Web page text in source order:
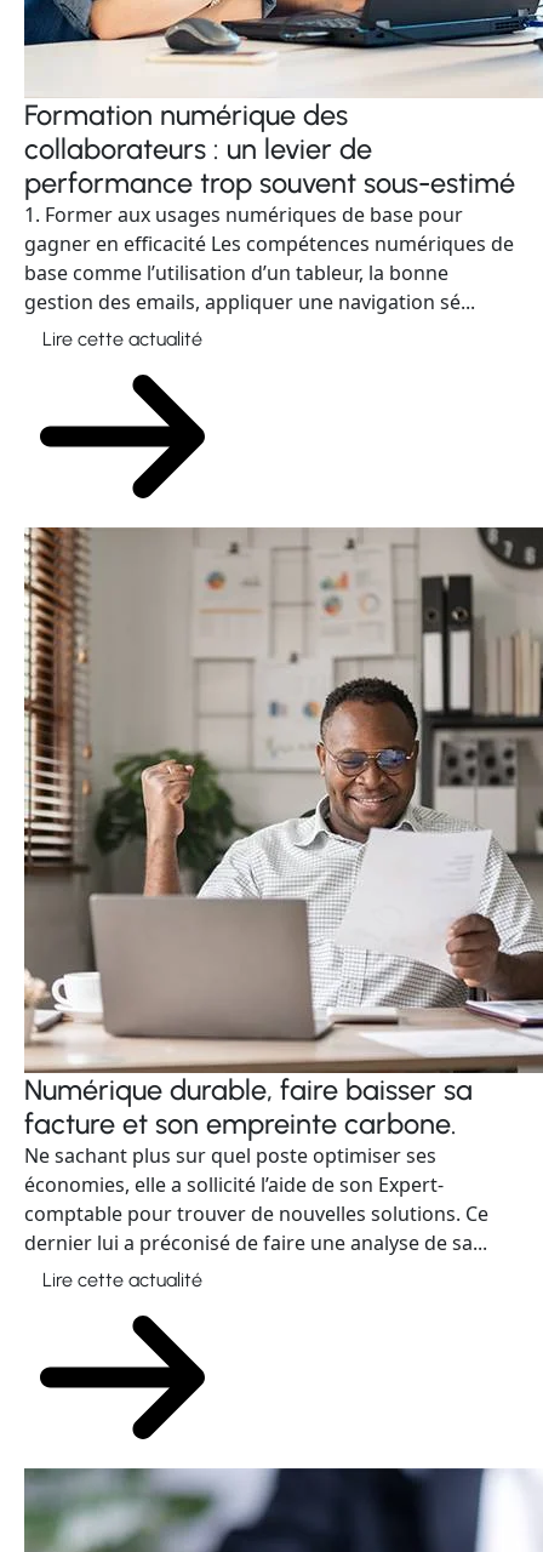
Formation numérique des
collaborateurs : un levier de
performance trop souvent sous-estimé
1. Former aux usages numériques de base pour
gagner en efficacité Les compétences numériques de
base comme l’utilisation d’un tableur, la bonne
gestion des emails, appliquer une navigation sé...
Lire cette actualité
Numérique durable, faire baisser sa
facture et son empreinte carbone.
Ne sachant plus sur quel poste optimiser ses
économies, elle a sollicité l’aide de son Expert-
comptable pour trouver de nouvelles solutions. Ce
dernier lui a préconisé de faire une analyse de sa...
Lire cette actualité